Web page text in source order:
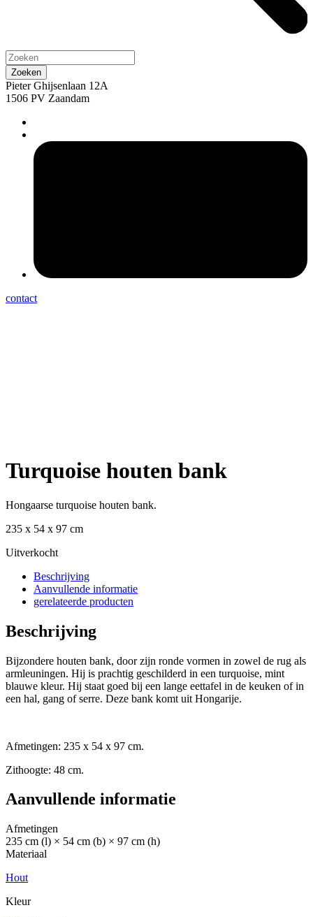
Pieter Ghijsenlaan 12A
1506 PV Zaandam
contact
Turquoise houten bank
Hongaarse turquoise houten bank.
235 x 54 x 97 cm
Uitverkocht
Beschrijving
Aanvullende informatie
gerelateerde producten
Beschrijving
Bijzondere houten bank, door zijn ronde vormen in zowel de rug als
armleuningen. Hij is prachtig geschilderd in een turquoise, mint
blauwe kleur. Hij staat goed bij een lange eettafel in de keuken of in
een hal, gang of serre. Deze bank komt uit Hongarije.
Afmetingen: 235 x 54 x 97 cm.
Zithoogte: 48 cm.
Aanvullende informatie
Afmetingen
235 cm (l) × 54 cm (b) × 97 cm (h)
Materiaal
Hout
Kleur